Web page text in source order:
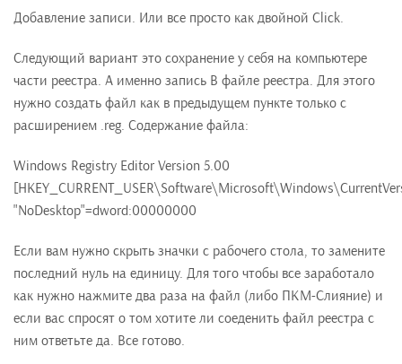
Добавление записи. Или все просто как двойной Click.
Следующий вариант это сохранение у себя на компьютере
части реестра. А именно запись В файле реестра. Для этого
нужно создать файл как в предыдущем пункте только с
расширением .reg. Содержание файла:
Windows Registry Editor Version 5.00
"NoDesktop"=dword:00000000
Если вам нужно скрыть значки с рабочего стола, то замените
последний нуль на единицу. Для того чтобы все заработало
как нужно нажмите два раза на файл (либо ПКМ-Слияние) и
если вас спросят о том хотите ли соеденить файл реестра с
ним ответьте да. Все готово.